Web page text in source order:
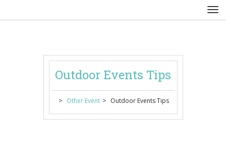
Outdoor Events Tip
> Other Event > Outdoor Events Tip